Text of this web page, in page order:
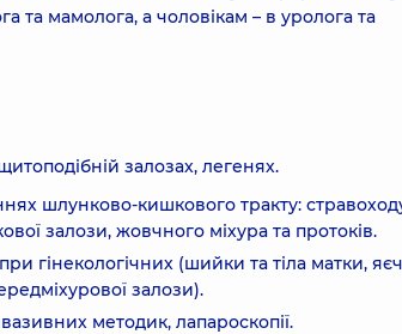
та мамолога, а чоловікам – в уролога та
залозах, легенях.
шлунково-кишкового тракту:
залози, жовчного міхура та протоків.
гінекологічних (шийки та тіла матки,
залози).
методик, лапароскопії.